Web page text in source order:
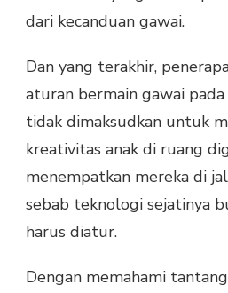
dari kecanduan gawai.
Dan yang terakhir,
aturan bermain gawai pada
tidak dimaksudkan untuk
kreativitas anak di ruang
menempatkan mereka di
sebab teknologi sejatinya
harus diatur.
Dengan memahami